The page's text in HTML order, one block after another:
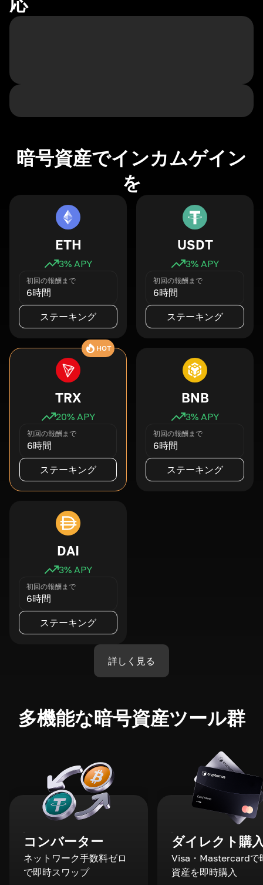
暗号資産でインカムゲイン
を
ETH
3% APY
初回の報酬まで
6時間
ステーキング
USDT
3% APY
初回の報酬まで
6時間
ステーキング
HOT
TRX
20% APY
初回の報酬まで
6時間
ステーキング
BNB
3% APY
初回の報酬まで
6時間
ステーキング
DAI
3% APY
初回の報酬まで
6時間
ステーキング
詳しく見る
多機能な暗号資産ツール群
コンバーター
ネットワーク手数料ゼロ
で即時スワップ
ダイレクト購
Visa・Mastercardで
資産を即時購入